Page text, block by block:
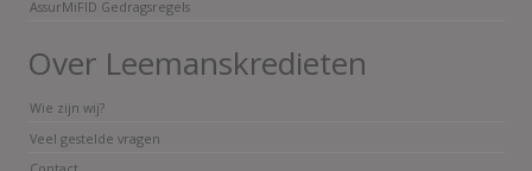
AssurMiFID Gedragsregels
Over Leemanskredieten
Wie zijn wij?
Veel gestelde vragen